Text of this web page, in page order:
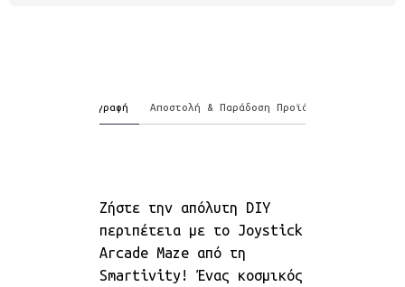
Περιγραφή Αποστολή & Παράδοση Προϊόντων
Ζήστε την απόλυτη DIY
περιπέτεια με το Joystick
Arcade Maze από τη
Smartivity! Ένας κοσμικός